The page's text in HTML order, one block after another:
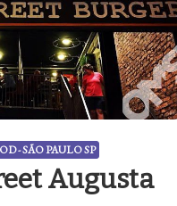
- SÃO PAULO SP
Augusta